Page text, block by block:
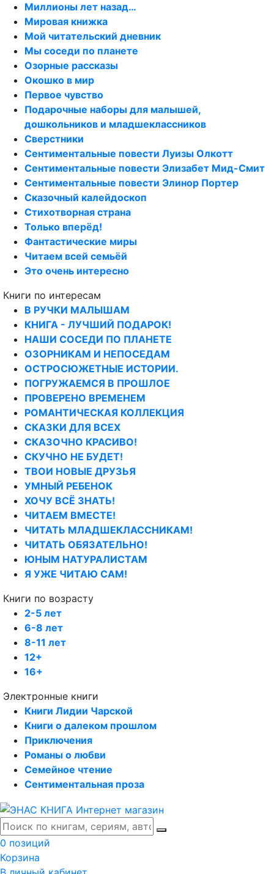
Миллионы лет назад…
Мировая книжка
Мой читательский дневник
Мы соседи по планете
Озорные рассказы
Окошко в мир
Первое чувство
Подарочные наборы для малышей,
дошкольников и младшеклассников
Сверстники
Сентиментальные повести Луизы Олкотт
Сентиментальные повести Элизабет Мид-Смит
Сентиментальные повести Элинор Портер
Сказочный калейдоскоп
Стихотворная страна
Только вперёд!
Фантастические миры
Читаем всей семьёй
Это очень интересно
Книги по интересам
В РУЧКИ МАЛЫШАМ
КНИГА - ЛУЧШИЙ ПОДАРОК!
НАШИ СОСЕДИ ПО ПЛАНЕТЕ
ОЗОРНИКАМ И НЕПОСЕДАМ
ОСТРОСЮЖЕТНЫЕ ИСТОРИИ.
ПОГРУЖАЕМСЯ В ПРОШЛОЕ
ПРОВЕРЕНО ВРЕМЕНЕМ
РОМАНТИЧЕСКАЯ КОЛЛЕКЦИЯ
СКАЗКИ ДЛЯ ВСЕХ
СКАЗОЧНО КРАСИВО!
СКУЧНО НЕ БУДЕТ!
ТВОИ НОВЫЕ ДРУЗЬЯ
УМНЫЙ РЕБЕНОК
ХОЧУ ВСЁ ЗНАТЬ!
ЧИТАЕМ ВМЕСТЕ!
ЧИТАТЬ МЛАДШЕКЛАССНИКАМ!
ЧИТАТЬ ОБЯЗАТЕЛЬНО!
ЮНЫМ НАТУРАЛИСТАМ
Я УЖЕ ЧИТАЮ САМ!
Книги по возрасту
2-5 лет
6-8 лет
8-11 лет
12+
16+
Электронные книги
Книги Лидии Чарской
Книги о далеком прошлом
Приключения
Романы о любви
Семейное чтение
Сентиментальная проза
0 позиций
Корзина